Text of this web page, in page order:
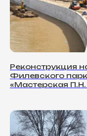
Реконструкция
Филевского
«Мастерская